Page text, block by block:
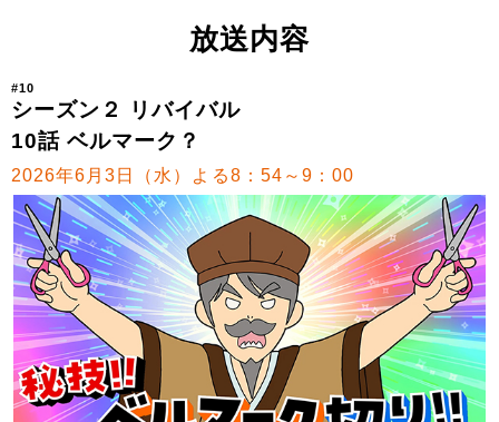
放送内容
#10
シーズン２ リバイバル
10話 ベルマーク？
2026年6月3日（水）よる8：54～9：00